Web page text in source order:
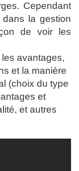
Cependant
la gestion
de voir les
avantages,
et la manière
(choix du type
et
et autres